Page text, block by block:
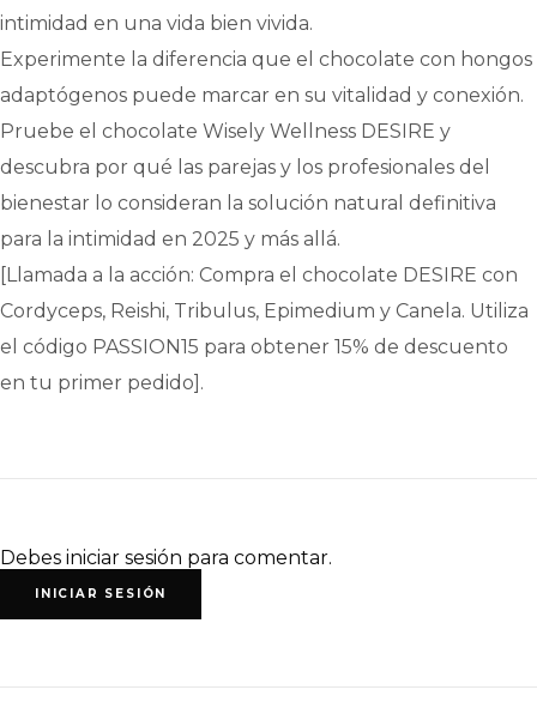
intimidad en una vida bien vivida.
Experimente la diferencia que el chocolate con hongos
adaptógenos puede marcar en su vitalidad y conexión.
Pruebe el chocolate Wisely Wellness DESIRE y
descubra por qué las parejas y los profesionales del
bienestar lo consideran la solución natural definitiva
para la intimidad en 2025 y más allá.
[Llamada a la acción: Compra el chocolate DESIRE con
Cordyceps, Reishi, Tribulus, Epimedium y Canela. Utiliza
el código PASSION15 para obtener 15% de descuento
en tu primer pedido].
Debes iniciar sesión para comentar.
INICIAR SESIÓN